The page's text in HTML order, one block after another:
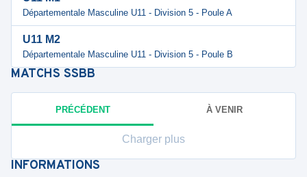
Départementale Masculine U11 - Division 5 - Poule A
U11 M2
Départementale Masculine U11 - Division 5 - Poule B
MATCHS SSBB
PRÉCÉDENT À VENIR
Charger plus
INFORMATIONS